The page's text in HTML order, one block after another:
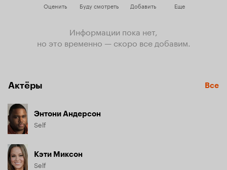
Оценить Буду смотреть Добавить Еще
Информации пока нет,
но это временно — скоро все добавим.
Актёры Все
Энтони Андерсон
Self
Кэти Миксон
Self